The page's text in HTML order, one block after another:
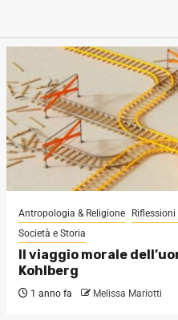
Antropologia & Religione
Società e Storia
Il viaggio morale
Kohlberg
1 anno fa Melissa Mariotti